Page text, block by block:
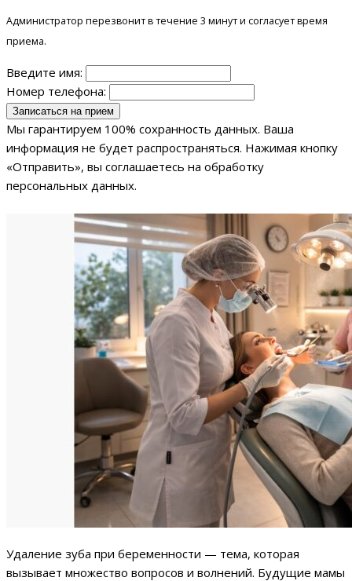
Администратор перезвонит в течение 3 минут и согласует время
приема.
Введите имя:
Номер телефона:
Мы гарантируем 100% сохранность данных. Ваша
информация не будет распространяться. Нажимая кнопку
«Отправить», вы соглашаетесь на обработку
персональных данных.
Удаление зуба при беременности — тема, которая
вызывает множество вопросов и волнений. Будущие мамы